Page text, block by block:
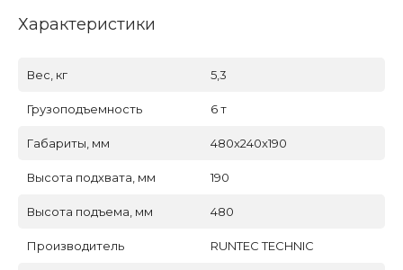
Характеристики
Вес, кг 5,3
Грузоподъемность 6 т
Габариты, мм 480x240x190
Высота подхвата, мм 190
Высота подъема, мм 480
Производитель RUNTEC TECHNIC